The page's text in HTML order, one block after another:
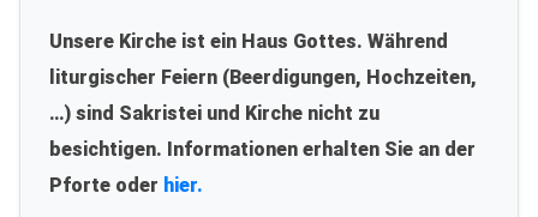
Unsere Kirche ist ein Haus Gottes. Während
liturgischer Feiern (Beerdigungen, Hochzeiten,
…) sind Sakristei und Kirche nicht zu
besichtigen. Informationen erhalten Sie an der
Pforte oder hier.